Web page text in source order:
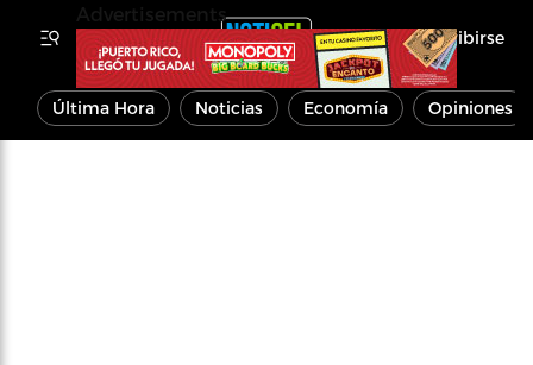
Inscribirse
Última Hora Noticias Economía Opiniones
Advertisements